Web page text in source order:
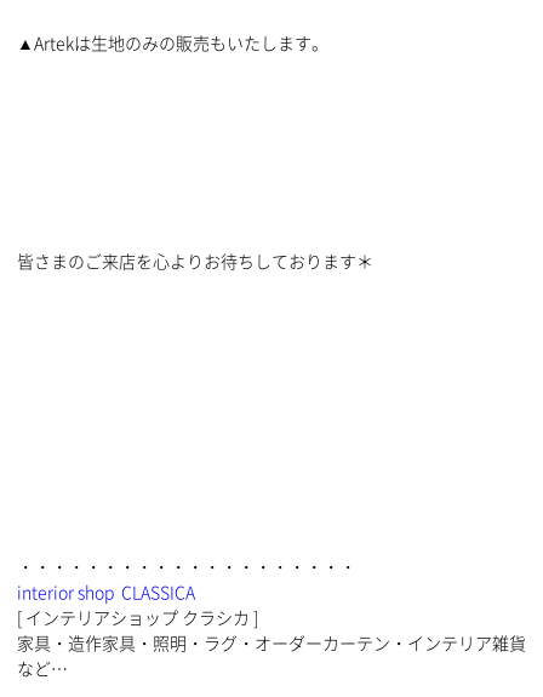
▲Artekは生地のみの販売もいたします。
皆さまのご来店を心よりお待ちしております＊
・・・・・・・・・・・・・・・・・・・・
interior shop CLASSICA
[ インテリアショップ クラシカ ]
家具・造作家具・照明・ラグ・オーダーカーテン・インテリア雑貨
など…